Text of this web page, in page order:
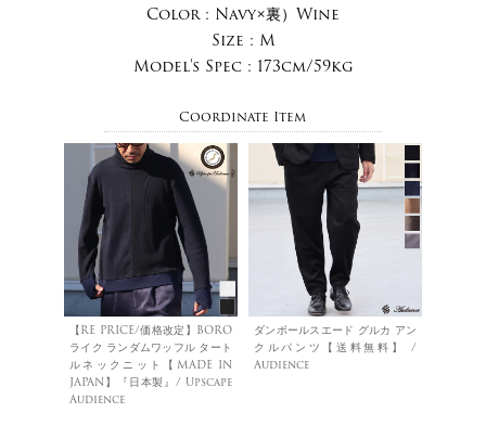
Color : Navy×裏）Wine
Size : M
Model's Spec : 173cm/59kg
Coordinate Item
【RE PRICE/価格改定】BORO
ライク ランダムワッフル タート
ルネックニット【MADE IN
JAPAN】『日本製』/ Upscape
Audience
ダンボールスエード グルカ アン
クルパンツ【送料無料】 /
Audience